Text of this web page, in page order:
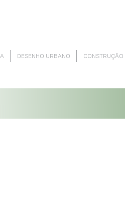
DESENHO URBANO CONSTRUÇÃO